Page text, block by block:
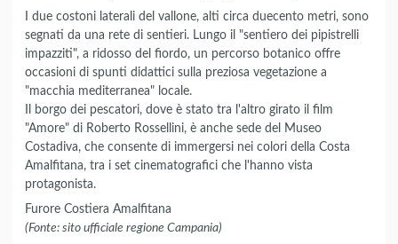
I due costoni laterali del vallone, alti circa duecento metri, sono
segnati da una rete di sentieri. Lungo il "sentiero dei pipistrelli
impazziti", a ridosso del fiordo, un percorso botanico offre
occasioni di spunti didattici sulla preziosa vegetazione a
"macchia mediterranea" locale.
Il borgo dei pescatori, dove è stato tra l'altro girato il film
"Amore" di Roberto Rossellini, è anche sede del Museo
Costadiva, che consente di immergersi nei colori della Costa
Amalfitana, tra i set cinematografici che l'hanno vista
protagonista.
Furore Costiera Amalfitana
(Fonte: sito ufficiale regione Campania)